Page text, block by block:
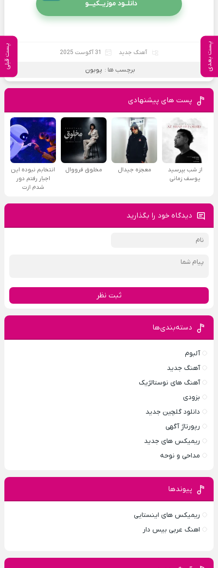
پست بعدی پست قبلی
دانلــود موزیــکیـــو
آهنگ جدید 31 آگوست 2025
برچسب ها : پوبون
پست های پیشنهادی
از شب بپرسید
یوسف زمانی
معجزه جیدال مخلوق فرووال
انتخابم نبوده این
اجبار رفتم دور
شدم ازت
دیدگاه خود را بگذارید
ثبت نظر
دسته‌بندی‌ها
آلبوم
آهنگ جدید
آهنگ های نوستالژیک
بزودی
دانلود گلچین جدید
رپورتاژ آگهی
ریمیکس های جدید
مداحی و نوحه
پیوندها
ریمیکس های اینستایی
اهنگ عربی بیس دار